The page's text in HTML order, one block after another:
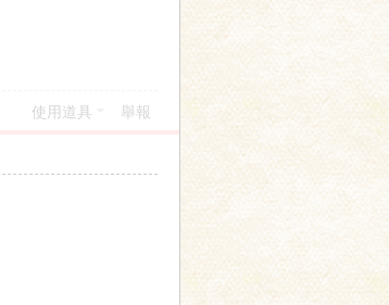
使用道具 舉報